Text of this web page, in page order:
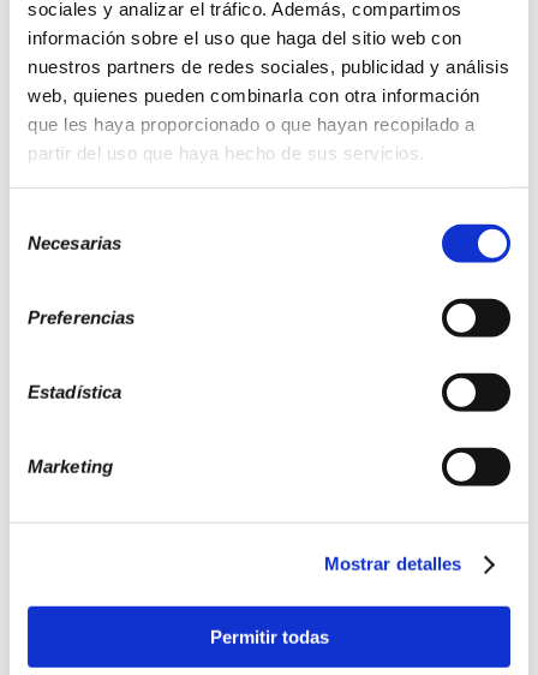
sociales y analizar el tráfico. Además, compartimos
información sobre el uso que haga del sitio web con
nuestros partners de redes sociales, publicidad y análisis
web, quienes pueden combinarla con otra información
que les haya proporcionado o que hayan recopilado a
partir del uso que haya hecho de sus servicios.
deNecesarias
Preferencias
Estadística
Marketing
Mostrar detalles
Permitir todas
CONTACTAR
Centro de Tratamiento